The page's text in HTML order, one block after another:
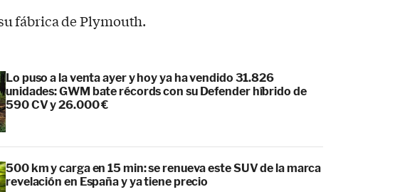
Lo puso a la venta ayer y hoy ya ha vendido 31.826
unidades: GWM bate récords con su Defender híbrido de
590 CV y 26.000 €
500 km y carga en 15 min: se renueva este SUV de la marca
revelación en España y ya tiene precio